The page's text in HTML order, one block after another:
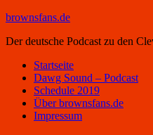
brownsfans.de
Der deutsche Podcast zu den
Startseite
Dawg Sound – Podcast
Schedule 2019
Über brownsfans.de
Impressum